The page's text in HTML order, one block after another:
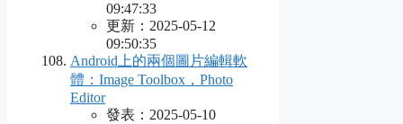
09:47:33
更新：2025-05-12
09:50:35
Android上的兩個圖片編輯軟
體：Image Toolbox，Photo
Editor
發表：2025-05-10